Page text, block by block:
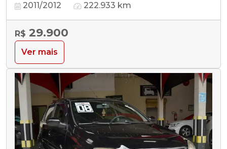
2011/2012 222.933 km
R$ 29.900
Ver mais